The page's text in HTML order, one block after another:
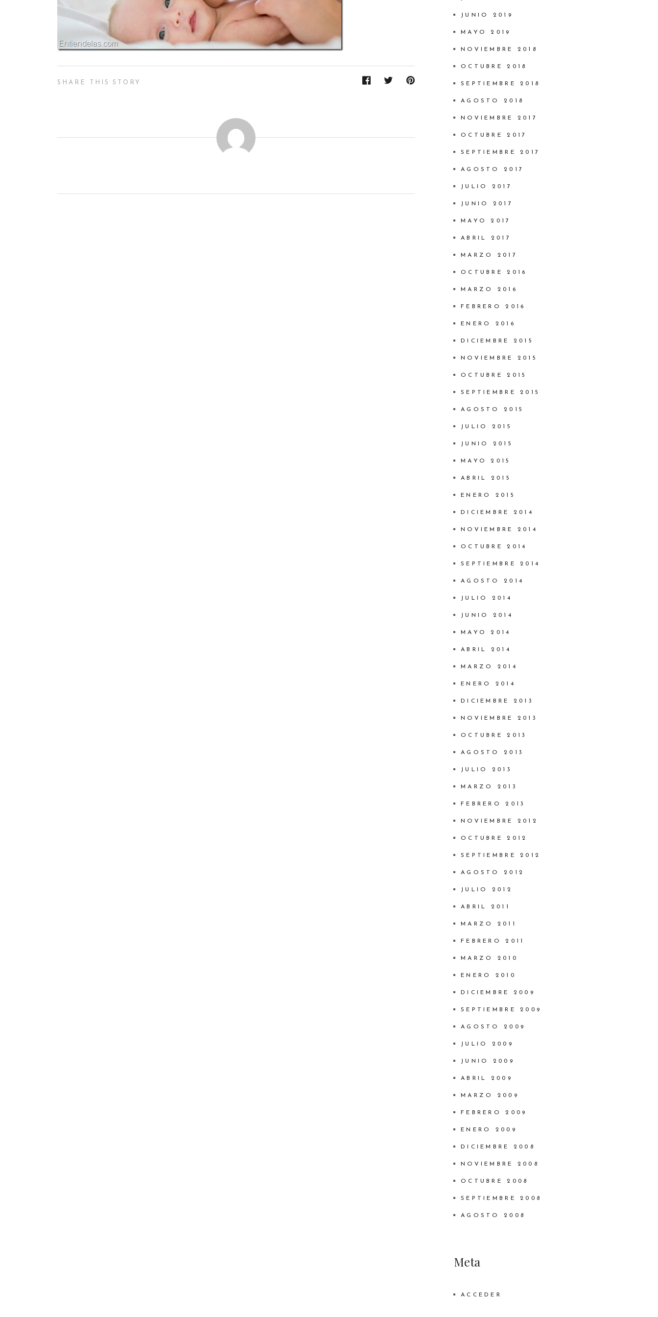
SHARE THIS STORY
JUNIO 2019
MAYO 2019
NOVIEMBRE 2018
OCTUBRE 2018
SEPTIEMBRE 2018
AGOSTO 2018
NOVIEMBRE 2017
OCTUBRE 2017
SEPTIEMBRE 2017
AGOSTO 2017
JULIO 2017
JUNIO 2017
MAYO 2017
ABRIL 2017
MARZO 2017
OCTUBRE 2016
MARZO 2016
FEBRERO 2016
ENERO 2016
DICIEMBRE 2015
NOVIEMBRE 2015
OCTUBRE 2015
SEPTIEMBRE 2015
AGOSTO 2015
JULIO 2015
JUNIO 2015
MAYO 2015
ABRIL 2015
ENERO 2015
DICIEMBRE 2014
NOVIEMBRE 2014
OCTUBRE 2014
SEPTIEMBRE 2014
AGOSTO 2014
JULIO 2014
JUNIO 2014
MAYO 2014
ABRIL 2014
MARZO 2014
ENERO 2014
DICIEMBRE 2013
NOVIEMBRE 2013
OCTUBRE 2013
AGOSTO 2013
JULIO 2013
MARZO 2013
FEBRERO 2013
NOVIEMBRE 2012
OCTUBRE 2012
SEPTIEMBRE 2012
AGOSTO 2012
JULIO 2012
ABRIL 2011
MARZO 2011
FEBRERO 2011
MARZO 2010
ENERO 2010
DICIEMBRE 2009
SEPTIEMBRE 2009
AGOSTO 2009
JULIO 2009
JUNIO 2009
ABRIL 2009
MARZO 2009
FEBRERO 2009
ENERO 2009
DICIEMBRE 2008
NOVIEMBRE 2008
OCTUBRE 2008
SEPTIEMBRE 2008
AGOSTO 2008
Meta
ACCEDER